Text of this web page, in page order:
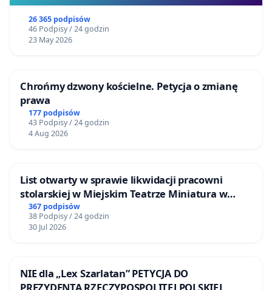
26 365 podpisów
46 Podpisy / 24 godzin
23 May 2026
Chrońmy dzwony kościelne. Petycja o zmianę
prawa
177 podpisów
43 Podpisy / 24 godzin
4 Aug 2026
List otwarty w sprawie likwidacji pracowni
stolarskiej w Miejskim Teatrze Miniatura w
Gdańsku
367 podpisów
38 Podpisy / 24 godzin
30 Jul 2026
NIE dla „Lex Szarlatan” PETYCJA DO
PREZYDENTA RZECZYPOSPOLITEJ POLSKIEJ